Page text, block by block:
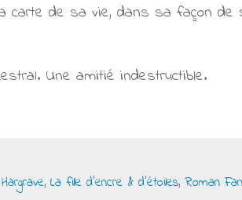
carte de sa vie, dans sa façon
Une amitié indestructible.
, La fille d'encre & d'étoiles, Roman